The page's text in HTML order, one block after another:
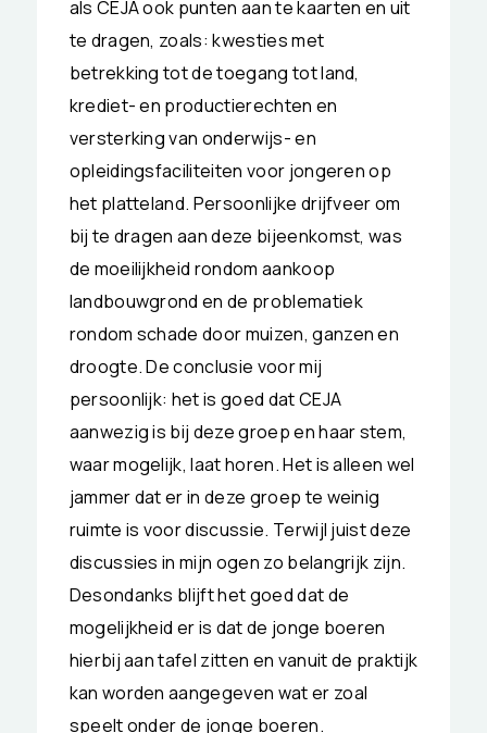
als CEJA ook punten aan te kaarten en uit
te dragen, zoals: kwesties met
betrekking tot de toegang tot land,
krediet- en productierechten en
versterking van onderwijs- en
opleidingsfaciliteiten voor jongeren op
het platteland. Persoonlijke drijfveer om
bij te dragen aan deze bijeenkomst, was
de moeilijkheid rondom aankoop
landbouwgrond en de problematiek
rondom schade door muizen, ganzen en
droogte. De conclusie voor mij
persoonlijk: het is goed dat CEJA
aanwezig is bij deze groep en haar stem,
waar mogelijk, laat horen. Het is alleen wel
jammer dat er in deze groep te weinig
ruimte is voor discussie. Terwijl juist deze
discussies in mijn ogen zo belangrijk zijn.
Desondanks blijft het goed dat de
mogelijkheid er is dat de jonge boeren
hierbij aan tafel zitten en vanuit de praktijk
kan worden aangegeven wat er zoal
speelt onder de jonge boeren.